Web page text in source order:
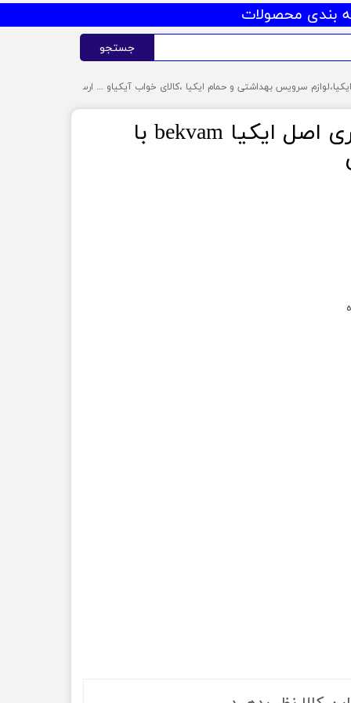
جستجو
بندی محصولات
شلف چوبی دیواری اصل ایکیا bekvam با